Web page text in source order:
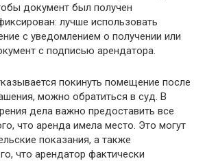
документ был получен
лучше использовать
с уведомлением о получении или
с подписью арендатора.
покинуть помещение после
можно обратиться в суд. В
дела важно предоставить все
что аренда имела место. Это могут
показания, а также
что арендатор фактически